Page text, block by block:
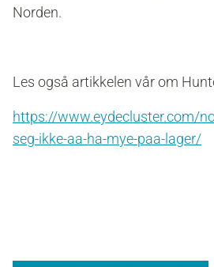
Norden.
Les også artikkelen vår om
https://www.eydecluster.com/
seg-ikke-aa-ha-mye-paa-lager/